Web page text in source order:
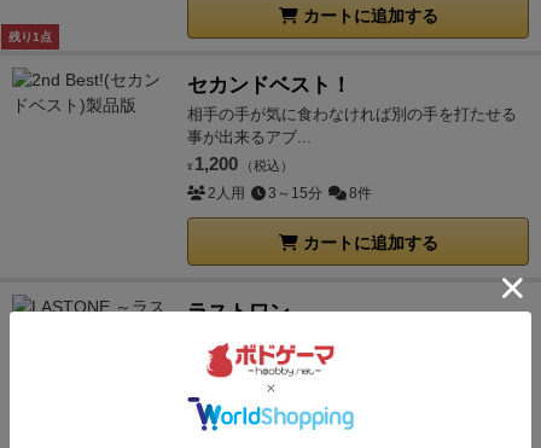
残り1点
カートに追加する
セカンドベスト！
相手の手が気に食わなければ別の手を打たせる
事が出来るアブ...
¥ 1,200 （税込）
2人用 3～15分 8件
カートに追加する
ラストワン
目的の１枚を最後に残すために全てを懸けるト
リテ
（税込）
2人用 20～30分